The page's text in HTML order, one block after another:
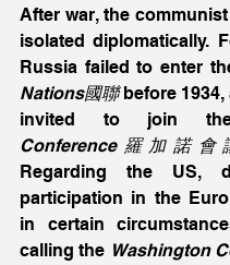
After war, the
isolated diplomatically.
Russia failed to enter
Nations國聯 before 1934,
invited to join
Conference羅加諾會
Regarding the US,
participation in the
in certain
calling the Washington